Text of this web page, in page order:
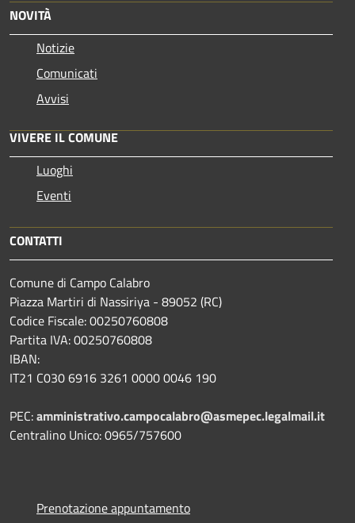
NOVITÀ
Notizie
Comunicati
Avvisi
VIVERE IL COMUNE
Luoghi
Eventi
CONTATTI
Comune di Campo Calabro
Piazza Martiri di Nassiriya - 89052 (RC)
Codice Fiscale: 00250760808
Partita IVA: 00250760808
IBAN:
IT21 C030 6916 3261 0000 0046 190
PEC:amministrativo.campocalabro@asmepec.legalmail.it
Centralino Unico: 0965/757600
Prenotazione appuntamento